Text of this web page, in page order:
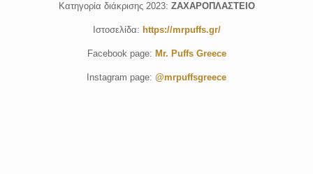
Κατηγορία διάκρισης 2023: ΖΑΧΑΡΟΠΛΑΣΤΕΙΟ
Ιστοσελίδα: https://mrpuffs.gr/
Facebook page: Mr. Puffs Greece
Instagram page: @mrpuffsgreece